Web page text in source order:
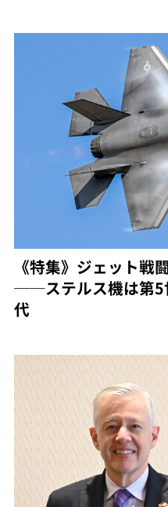
《特集》ジェット戦
──ステルス機は第5
代